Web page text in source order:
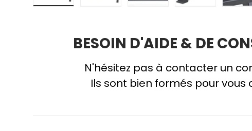
BESOIN D'AIDE & DE
N'hésitez pas à contacter un
Ils sont bien formés pour vous